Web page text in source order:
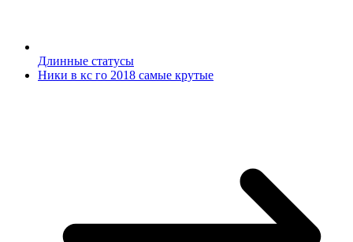
Длинные статусы
Ники в кс го 2018 самые крутые